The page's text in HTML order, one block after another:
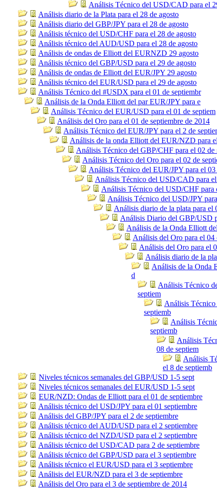
Análisis Técnico del USD/CAD para el
Análisis diario de la Plata para el 28 de agosto
Análisis diario del GBP/JPY para el 28 de agosto
Análisis técnico del USD/CHF para el 28 de agosto
Análisis técnico del AUD/USD para el 28 de agosto
Análisis de ondas de Elliott del EURNZD 29 agosto
Análisis técnico del GBP/USD para el 29 de agosto
Análisis de ondas de Elliott del EUR/JPY 29 agosto
Análisis técnico del EUR/USD para el 29 de agosto
Análisis Técnico del #USDX para el 01 de septiembr
Análisis de la Onda Elliott del par EUR/JPY para e
Análisis Técnico del EUR/USD para el 01 de septiem
Análisis del Oro para el 01 de septiembre de 2014
Análisis Técnico del EUR/JPY para el 2 de
Análisis de la onda Elliott del EUR/NZD para
Análisis Técnico del GBP/CHF para el 02 de
Análisis Técnico del Oro para el 02 de
Análisis Técnico del EUR/JPY para el 03
Análisis Técnico del USD/CAD para el
Análisis Técnico del USD/CHF para
Análisis Técnico del USD/JPY
Análisis diario de la plata para el
Análisis Diario del GBP/USD
Análisis de la Onda Elliott
Análisis del Oro para el 04
Análisis del Oro para el
Análisis diario de la
Análisis de la Onda
d
Análisis Técnico
septiem
Análisis
septiemb
Análisis
septiemb
Análisis
08 de septiem
Análisis
el 8 de septiemb
Niveles técnicos semanales del GBP/USD 1-5 sept
Niveles técnicos semanales del EUR/USD 1-5 sept
EUR/NZD: Ondas de Elliott para el 01 de septiembre
Análisis técnico del USD/JPY para el 01 septiembre
Análisis del GBP/JPY para el 2 de septiembre
Análisis técnico del AUD/USD para el 2 septiembre
Análisis técnico del NZD/USD para el 2 septiembre
Análisis técnico del USD/CAD para 2 de septiembre
Análisis técnico del GBP/USD para el 3 septiembre
Análisis técnico el EUR/USD para el 3 septiembre
Análisis del EUR/NZD para el 3 de septiembre
Análisis del Oro para el 3 de septiembre de 2014